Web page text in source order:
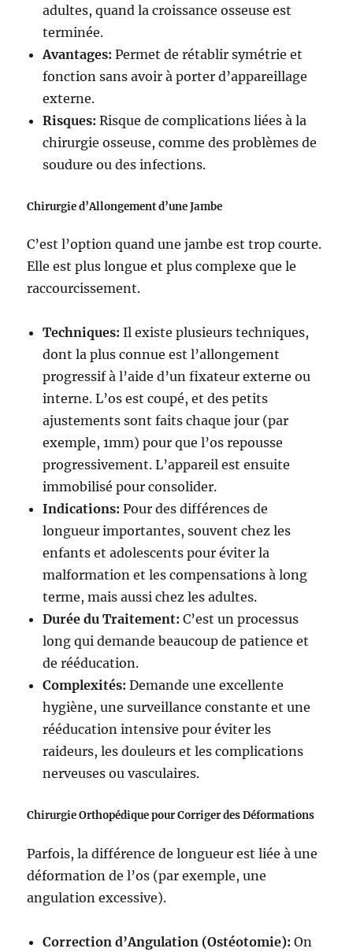
adultes, quand la croissance osseuse est
terminée.
Avantages: Permet de rétablir symétrie et
fonction sans avoir à porter d’appareillage
externe.
Risques: Risque de complications liées à la
chirurgie osseuse, comme des problèmes de
soudure ou des infections.
Chirurgie d’Allongement d’une Jambe
C’est l’option quand une jambe est trop courte.
Elle est plus longue et plus complexe que le
raccourcissement.
Techniques: Il existe plusieurs techniques,
dont la plus connue est l’allongement
progressif à l’aide d’un fixateur externe ou
interne. L’os est coupé, et des petits
ajustements sont faits chaque jour (par
exemple, 1mm) pour que l’os repousse
progressivement. L’appareil est ensuite
immobilisé pour consolider.
Indications: Pour des différences de
longueur importantes, souvent chez les
enfants et adolescents pour éviter la
malformation et les compensations à long
terme, mais aussi chez les adultes.
Durée du Traitement: C’est un processus
long qui demande beaucoup de patience et
de rééducation.
Complexités: Demande une excellente
hygiène, une surveillance constante et une
rééducation intensive pour éviter les
raideurs, les douleurs et les complications
nerveuses ou vasculaires.
Chirurgie Orthopédique pour Corriger des Déformations
Parfois, la différence de longueur est liée à une
déformation de l’os (par exemple, une
angulation excessive).
Correction d’Angulation (Ostéotomie): On